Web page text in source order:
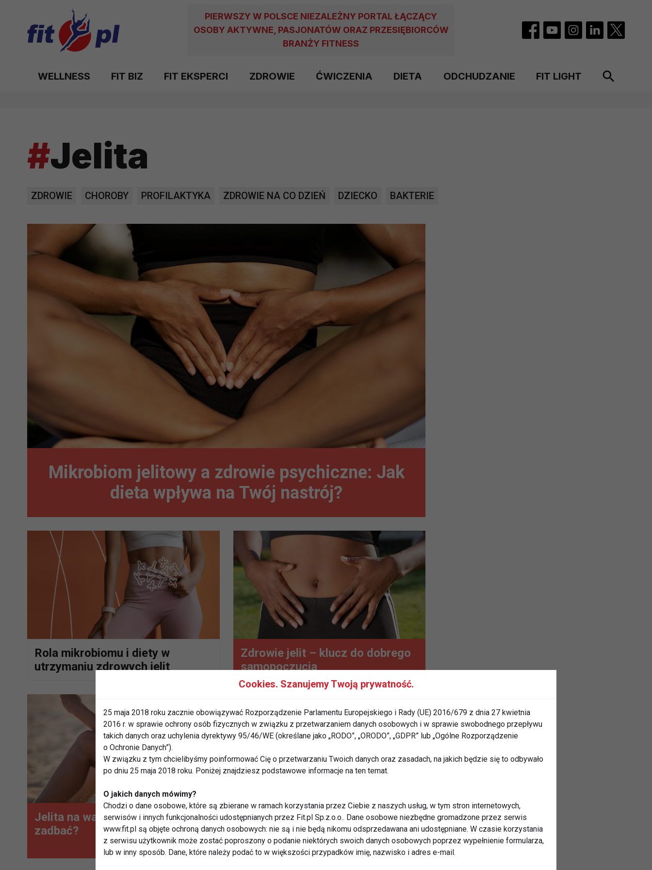
PIERWSZY W POLSCE NIEZALEŻNY PORTAL ŁĄCZĄCY
OSOBY AKTYWNE, PASJONATÓW ORAZ PRZESIĘBIORCÓW
BRANŻY FITNESS
WELLNESS FIT BIZ FIT EKSPERCI ZDROWIE ĆWICZENIA DIETA ODCHUDZANIE FIT LIGHT
#Jelita
ZDROWIE CHOROBY PROFILAKTYKA ZDROWIE NA CO DZIEŃ DZIECKO BAKTERIE
Mikrobiom jelitowy a zdrowie psychiczne: Jak
dieta wpływa na Twój nastrój?
Rola mikrobiomu i diety w
utrzymaniu zdrowych jelit
Zdrowie jelit – klucz do dobrego
samopoczucia
Jelita na wakacjach – jak o nie
zadbać?
10 zdrowych nawyków
poprawiających pracę i dobrostan
jelit
Cookies. Szanujemy Twoją prywatność.
25 maja 2018 roku zacznie obowiązywać Rozporządzenie Parlamentu Europejskiego i Rady (UE) 2016/679 z dnia 27 kwietnia
2016 r. w sprawie ochrony osób fizycznych w związku z przetwarzaniem danych osobowych i w sprawie swobodnego przepływu
takich danych oraz uchylenia dyrektywy 95/46/WE (określane jako „RODO”, „ORODO”, „GDPR” lub „Ogólne Rozporządzenie
o Ochronie Danych”).
W związku z tym chcielibyśmy poinformować Cię o przetwarzaniu Twoich danych oraz zasadach, na jakich będzie się to odbywało
po dniu 25 maja 2018 roku. Poniżej znajdziesz podstawowe informacje na ten temat.
O jakich danych mówimy?
Chodzi o dane osobowe, które są zbierane w ramach korzystania przez Ciebie z naszych usług, w tym stron internetowych,
serwisów i innych funkcjonalności udostępnianych przez Fit.pl Sp.z.o.o.. Dane osobowe niezbędne gromadzone przez serwis
www.fit.pl są objęte ochroną danych osobowych: nie są i nie będą nikomu odsprzedawana ani udostępniane. W czasie korzystania
z serwisu użytkownik może zostać poproszony o podanie niektórych swoich danych osobowych poprzez wypełnienie formularza,
lub w inny sposób. Dane, które należy podać to w większości przypadków imię, nazwisko i adres e-mail.